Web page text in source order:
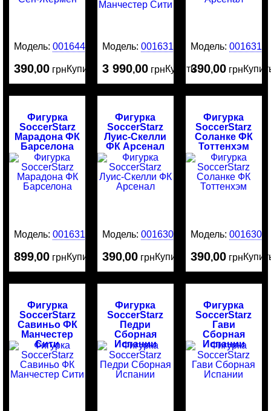
Модель:0016445
390,00 грнКупить
Модель:0016316
3 990,00 грнКупить
Модель: 0016314
390,00 грн
Фигурка
SoccerStarz
Марадона ФК
Барселона
Модель:0016313
899,00 грнКупить
Фигурка
SoccerStarz
Луис-Скелли
ФК Арсенал
Модель:0016305
390,00 грнКупить
Фигурка
SoccerStarz
Соланке ФК
Тоттенхэм
Модель: 0016304
390,00 грн
Фигурка
SoccerStarz
Савиньо ФК
Манчестер
Сити
Фигурка
SoccerStarz
Педри
Сборная
Испании
Фигурка
SoccerStarz
Гави
Сборная
Испании